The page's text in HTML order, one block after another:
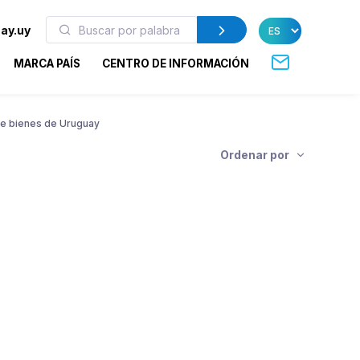
MARCA PAÍS CENTRO DE INFORMACIÓN
bienes de Uruguay
Ordenar por